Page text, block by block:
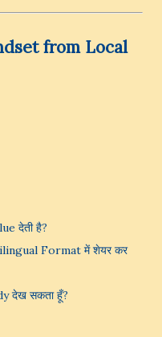
from Local
देती है?
Format में शेयर कर
देख सकता हूँ?